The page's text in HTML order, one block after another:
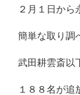
２月１日から
簡単な取り調
武田耕雲斎以
１８８名が追